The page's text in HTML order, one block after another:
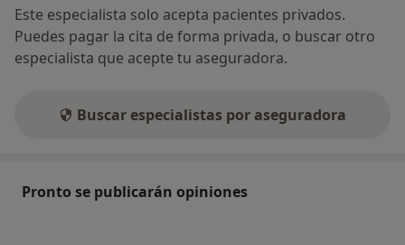
Este especialista solo acepta pacientes privados.
Puedes pagar la cita de forma privada, o buscar otro
especialista que acepte tu aseguradora.
Buscar especialistas por aseguradora
Pronto se publicarán opiniones